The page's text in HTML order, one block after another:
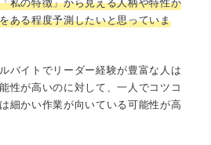
「私の特徴」から見える人柄や特性か
ある程度予測したいと思っていま
バイトでリーダー経験が豊富な人は
性が高いのに対して、一人でコツコ
細かい作業が向いている可能性が高